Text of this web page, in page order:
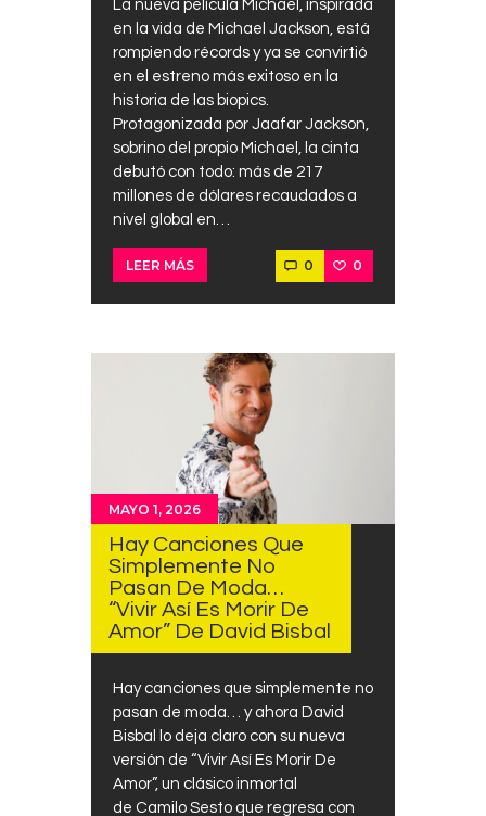
La nueva película Michael, inspirada
en la vida de Michael Jackson, está
rompiendo récords y ya se convirtió
en el estreno más exitoso en la
historia de las biopics.
Protagonizada por Jaafar Jackson,
sobrino del propio Michael, la cinta
debutó con todo: más de 217
millones de dólares recaudados a
nivel global en…
LEER MÁS 0 0
MAYO 1, 2026
Hay Canciones Que
Simplemente No
Pasan De Moda…
“Vivir Así Es Morir De
Amor” De David Bisbal
Hay canciones que simplemente no
pasan de moda… y ahora David
Bisbal lo deja claro con su nueva
versión de “Vivir Así Es Morir De
Amor”, un clásico inmortal
de Camilo Sesto que regresa con